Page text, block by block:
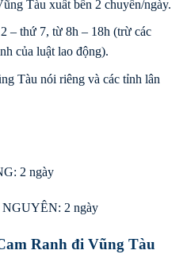
Tàu xuất bến 2 chuyến/ngày.
– thứ 7, từ 8h – 18h (trừ các
của luật lao động).
Tàu nói riêng và các tỉnh lân
2 ngày
2 ngày
Ranh đi Vũng Tàu